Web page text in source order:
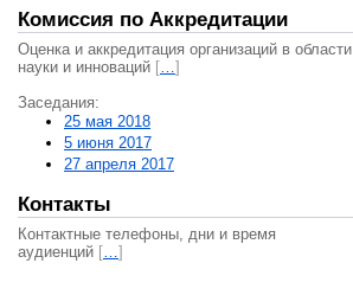
Комиссия по Аккредитации
Оценка и аккредитация организаций в области
науки и инноваций […]
Заседания:
25 мая 2018
5 июня 2017
27 апреля 2017
Контакты
Контактные телефоны, дни и время
аудиенций […]